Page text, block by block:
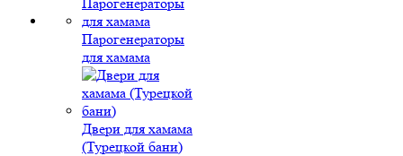
Парогенераторы
для хамама
Двери для хамама
(Турецкой бани)